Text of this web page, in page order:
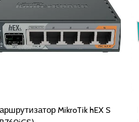
MikroTik hEX S